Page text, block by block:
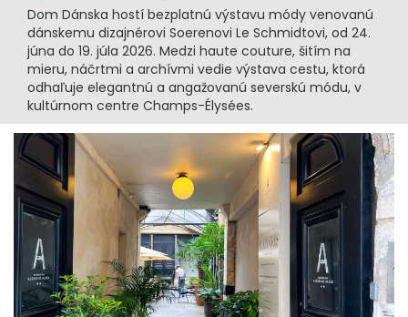
Dom Dánska hostí bezplatnú výstavu módy venovanú
dánskemu dizajnérovi Soerenovi Le Schmidtovi, od 24.
júna do 19. júla 2026. Medzi haute couture, šitím na
mieru, náčrtmi a archívmi vedie výstava cestu, ktorá
odhaľuje elegantnú a angažovanú severskú módu, v
kultúrnom centre Champs-Élysées.